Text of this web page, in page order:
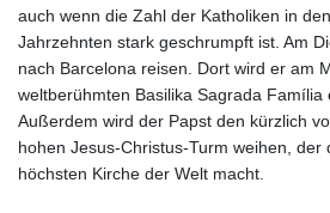
auch wenn die Zahl der Katholiken in
Jahrzehnten stark geschrumpft ist. Am
nach Barcelona reisen. Dort wird er am
weltberühmten Basilika Sagrada Família
Außerdem wird der Papst den kürzlich
hohen Jesus-Christus-Turm weihen,
höchsten Kirche der Welt macht.